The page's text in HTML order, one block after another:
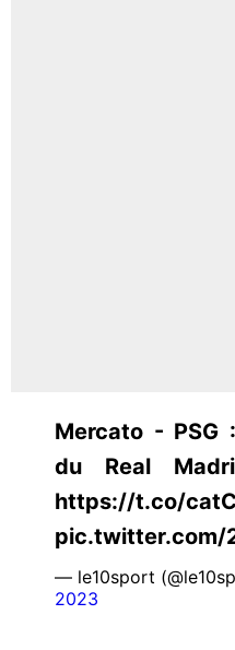
Mercato - PSG
du Real
https://t.co/
pic.twitter.com/
— le10sport
2023